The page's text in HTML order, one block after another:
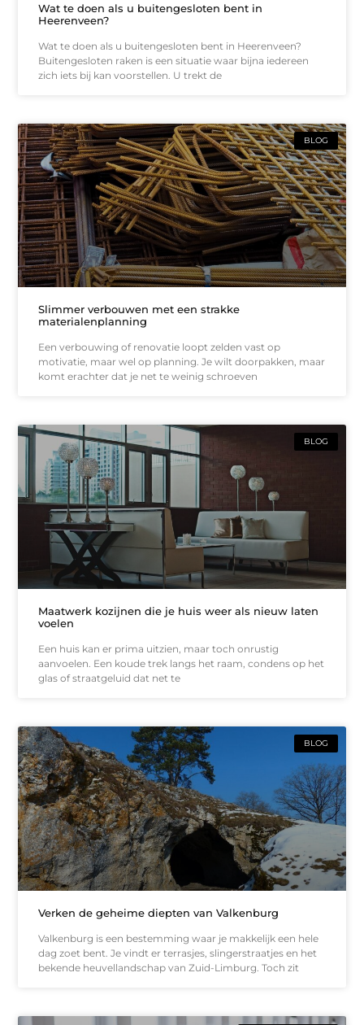
Wat te doen als u buitengesloten bent in
Heerenveen?
Wat te doen als u buitengesloten bent in Heerenveen?
Buitengesloten raken is een situatie waar bijna iedereen
zich iets bij kan voorstellen. U trekt de
BLOG
Slimmer verbouwen met een strakke
materialenplanning
Een verbouwing of renovatie loopt zelden vast op
motivatie, maar wel op planning. Je wilt doorpakken, maar
komt erachter dat je net te weinig schroeven
BLOG
Maatwerk kozijnen die je huis weer als nieuw laten
voelen
Een huis kan er prima uitzien, maar toch onrustig
aanvoelen. Een koude trek langs het raam, condens op het
glas of straatgeluid dat net te
BLOG
Verken de geheime diepten van Valkenburg
Valkenburg is een bestemming waar je makkelijk een hele
dag zoet bent. Je vindt er terrasjes, slingerstraatjes en het
bekende heuvellandschap van Zuid-Limburg. Toch zit